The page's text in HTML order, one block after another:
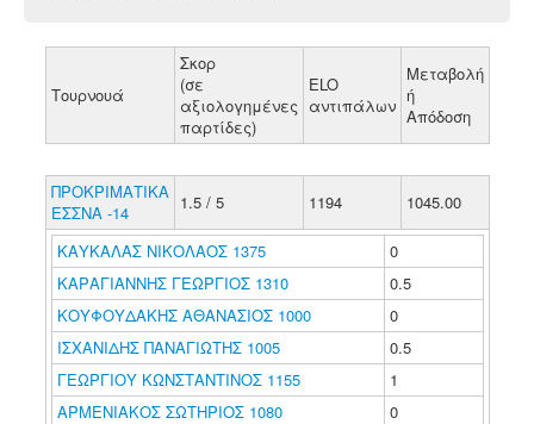
Τουρνουά
Σκορ
(σε
αξιολογημένες
παρτίδες)
ELO
αντιπάλων
Μεταβολή
ή
Απόδοση
ΠΡΟΚΡΙΜΑΤΙΚΑ
ΕΣΣΝΑ -14
1.5 / 5 1194 1045.00
ΚΑΥΚΑΛΑΣ ΝΙΚΟΛΑΟΣ 1375
0
ΚΑΡΑΓΙΑΝΝΗΣ ΓΕΩΡΓΙΟΣ 1310
0.5
ΚΟΥΦΟΥΔΑΚΗΣ ΑΘΑΝΑΣΙΟΣ 1000
0
ΙΣΧΑΝΙΔΗΣ ΠΑΝΑΓΙΩΤΗΣ 1005
0.5
ΓΕΩΡΓΙΟΥ ΚΩΝΣΤΑΝΤΙΝΟΣ 1155
1
ΑΡΜΕΝΙΑΚΟΣ ΣΩΤΗΡΙΟΣ 1080
0